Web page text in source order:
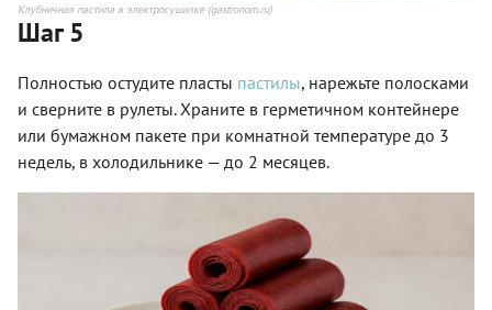
Клубничная пастила в электросушилке (gastronom.ru)
Шаг 5
Полностью остудите пласты пастилы, нарежьте полосками
и сверните в рулеты. Храните в герметичном контейнере
или бумажном пакете при комнатной температуре до 3
недель, в холодильнике — до 2 месяцев.